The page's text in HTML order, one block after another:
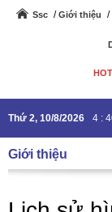
Ssc Giới thiệu
Thứ 2, 10/8/2026 4 :
Giới thiệu